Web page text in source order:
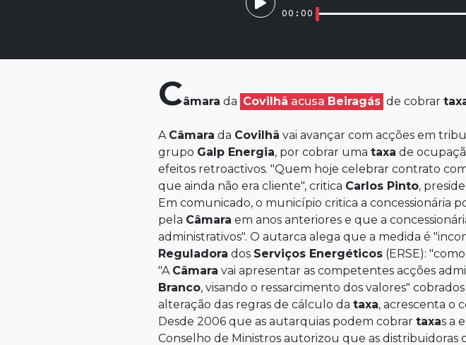
00:00
Câmara da Covilhã acusa Beiragás de cobrar
A Câmara da Covilhã vai avançar com acções em
grupo Galp Energia, por cobrar uma taxa de
efeitos retroactivos. "Quem hoje celebrar contrato
que ainda não era cliente", critica Carlos Pinto,
Em comunicado, o município critica a concessionária
pela Câmara em anos anteriores e que a
administrativos". O autarca alega que a medida é
Reguladora dos Serviços Energéticos (ERSE):
"A Câmara vai apresentar as competentes acções
Branco, visando o ressarcimento dos valores"
alteração das regras de cálculo da taxa, acrescenta o
Desde 2006 que as autarquias podem cobrar taxas a
Conselho de Ministros autorizou que as distribuidoras